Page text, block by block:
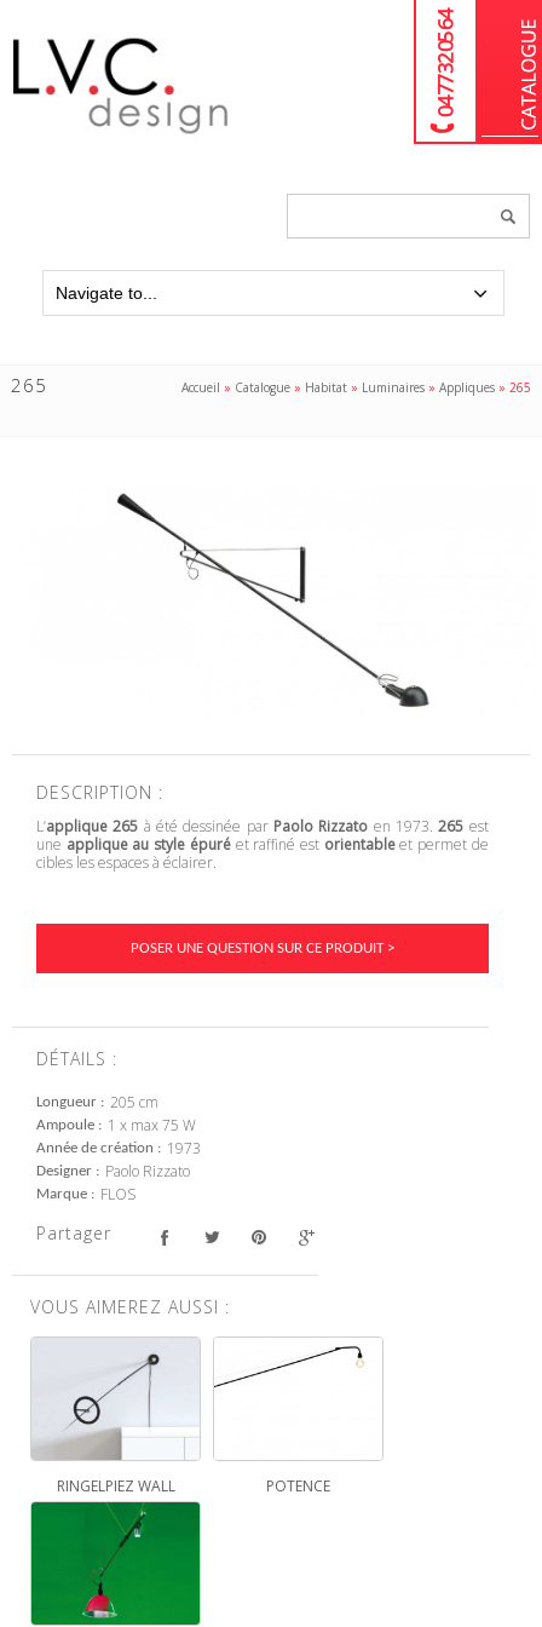
04 77 32 05 64
265 Accueil » Catalogue » Habitat » Luminaires »Appliques » 265
DESCRIPTION :
L’applique 265 à été dessinée par Paolo Rizzato en 1973.265 est
une applique au style épuréet raffiné est orientableet permet de
cibles les espaces à éclairer.
POSER UNE QUESTION SUR CE PRODUIT >
DÉTAILS :
Longueur 205 cm
Ampoule 1 x max 75 W
Année de création 1973
Designer Paolo Rizzato
Marque FLOS
Partager
VOUS AIMEREZ AUSSI :
RINGELPIEZ WALL POTENCE